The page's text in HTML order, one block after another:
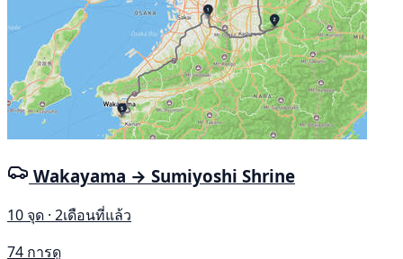
Wakayama → Sumiyoshi Shrine
10 จุด · 2เดือนที่แล้ว
74 การดู